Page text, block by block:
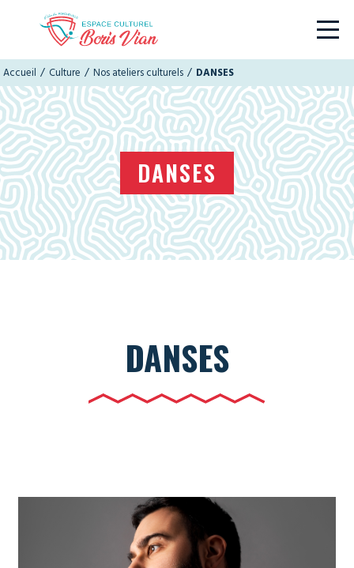
Accueil / Culture / Nos ateliers culturels / DANSES
DANSES
DANSES